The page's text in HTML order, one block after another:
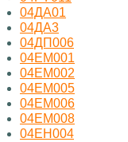
04ДА01
04ДА3
04ДП006
04ЕМ001
04ЕМ002
04ЕМ005
04ЕМ006
04ЕМ008
04ЕН004